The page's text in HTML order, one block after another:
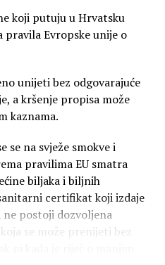
koji putuju u Hrvatsku
Evropske unije o
unijeti bez odgovarajuće
a kršenje propisa može
kaznama.
se na svježe smokve i
pravilima EU smatra
biljaka i biljnih
certifikat koji izdaje
postoji dozvoljena
se može prenijeti bez